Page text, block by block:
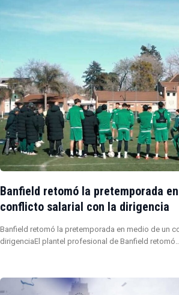
Banfield retomó la pretemporada
conflicto salarial con la dirigencia
Banfield retomó la pretemporada en medio de un
dirigenciaEl plantel profesional de Banfield retomó…